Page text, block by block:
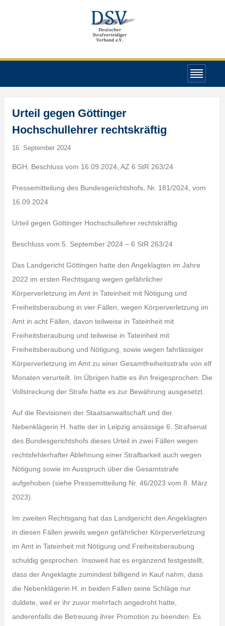
Urteil gegen Göttinger
Hochschullehrer rechtskräftig
16. September 2024
BGH, Beschluss vom 16.09.2024, AZ 6 StR 263/24
Pressemitteilung des Bundesgerichtshofs, Nr. 181/2024, vom
16.09.2024
Urteil gegen Göttinger Hochschullehrer rechtskräftig
Beschluss vom 5. September 2024 – 6 StR 263/24
Das Landgericht Göttingen hatte den Angeklagten im Jahre
2022 im ersten Rechtsgang wegen gefährlicher
Körperverletzung im Amt in Tateinheit mit Nötigung und
Freiheitsberaubung in vier Fällen, wegen Körperverletzung im
Amt in acht Fällen, davon teilweise in Tateinheit mit
Freiheitsberaubung und teilweise in Tateinheit mit
Freiheitsberaubung und Nötigung, sowie wegen fahrlässiger
Körperverletzung im Amt zu einer Gesamtfreiheitsstrafe von elf
Monaten verurteilt. Im Übrigen hatte es ihn freigesprochen. Die
Vollstreckung der Strafe hatte es zur Bewährung ausgesetzt.
Auf die Revisionen der Staatsanwaltschaft und der
Nebenklägerin H. hatte der in Leipzig ansässige 6. Strafsenat
des Bundesgerichtshofs dieses Urteil in zwei Fällen wegen
rechtsfehlerhafter Ablehnung einer Strafbarkeit auch wegen
Nötigung sowie im Ausspruch über die Gesamtstrafe
aufgehoben (siehe Pressemitteilung Nr. 46/2023 vom 8. März
2023).
Im zweiten Rechtsgang hat das Landgericht den Angeklagten
in diesen Fällen jeweils wegen gefährlicher Körperverletzung
im Amt in Tateinheit mit Nötigung und Freiheitsberaubung
schuldig gesprochen. Insoweit hat es ergänzend festgestellt,
dass der Angeklagte zumindest billigend in Kauf nahm, dass
die Nebenklägerin H. in beiden Fällen seine Schläge nur
duldete, weil er ihr zuvor mehrfach angedroht hatte,
anderenfalls die Betreuung ihrer Promotion zu beenden. Es